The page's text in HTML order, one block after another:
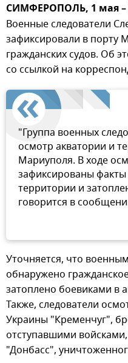
СИМФЕРОПОЛЬ, 1 мая
Военные следователи
зафиксировали в порту
гражданских судов. Об
со ссылкой на
"Группа военных
осмотр акватории и
Мариуполя. В ходе
зафиксированы
территории и
говорится в
Уточняется, что
обнаружено
затоплено боевиками в
Также, следователи
Украины "Кременчуг",
отступавшими
"Донбасс",